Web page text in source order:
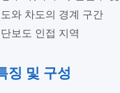
와 차도의 경계 구간
보도 인접 지역
징 및 구성